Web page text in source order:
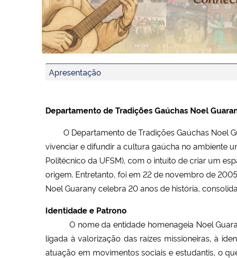
Apresentação
Departamento de Tradições Gaúchas Noel
O Departamento de Tradições Gaúchas Noel
vivenciar e difundir a cultura gaúcha no ambiente
Politécnico da UFSM), com o intuito de criar um
origem. Entretanto, foi em 22 de novembro de
Noel Guarany celebra 20 anos de história,
Identidade e Patrono
O nome da entidade homenageia Noel
ligada à valorização das raízes missioneiras, à
atuação em movimentos sociais e estudantis, o